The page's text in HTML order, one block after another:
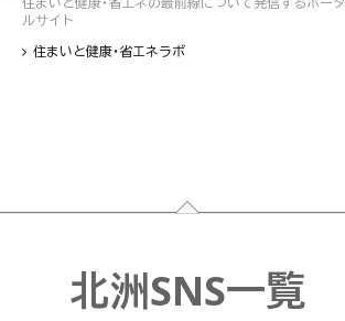
ルサイト
住まいと健康・省エネラボ
北洲SNS一覧